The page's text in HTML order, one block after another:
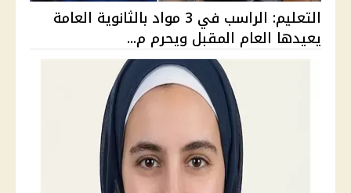
التعليم: الراسب في 3 مواد بالثانوية العامة
يعيدها العام المقبل ويحرم م...